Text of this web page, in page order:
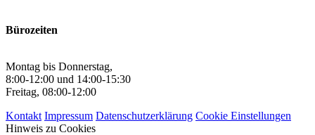
Bürozeiten
Montag bis Donnerstag,
8:00-12:00 und 14:00-15:30
Freitag, 08:00-12:00
Kontakt Impressum Datenschutzerklärung Cookie Einstellungen
Hinweis zu Cookies